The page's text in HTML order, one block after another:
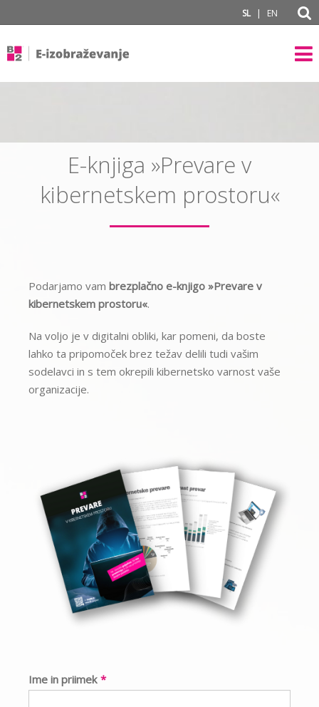
SL | EN
E-knjiga »Prevare v
kibernetskem prostoru«
Podarjamo vam brezplačno e-knjigo »Prevare v
kibernetskem prostoru«.
Na voljo je v digitalni obliki, kar pomeni, da boste
lahko ta pripomoček brez težav delili tudi vašim
sodelavci in s tem okrepili kibernetsko varnost vaše
organizacije.
Ime in priimek *